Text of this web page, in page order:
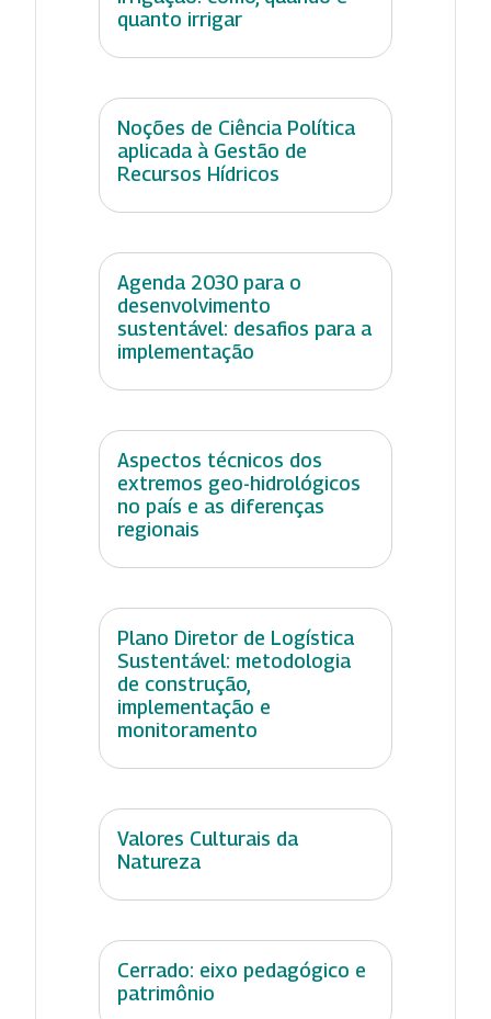
quanto irrigar
Noções de Ciência Política
aplicada à Gestão de
Recursos Hídricos
Agenda 2030 para o
desenvolvimento
sustentável: desafios para a
implementação
Aspectos técnicos dos
extremos geo-hidrológicos
no país e as diferenças
regionais
Plano Diretor de Logística
Sustentável: metodologia
de construção,
implementação e
monitoramento
Valores Culturais da
Natureza
Cerrado: eixo pedagógico e
patrimônio